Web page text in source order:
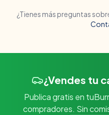
¿Tienes más preguntas
¿Vendes tu
Publica gratis en
compradores. Sin